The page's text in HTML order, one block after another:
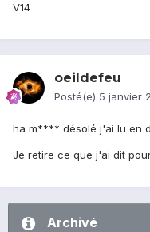
V14
oeildefeu
Posté(e) 5 janvier
ha m**** désolé j'ai lu en
Je retire ce que j'ai dit
Archivé